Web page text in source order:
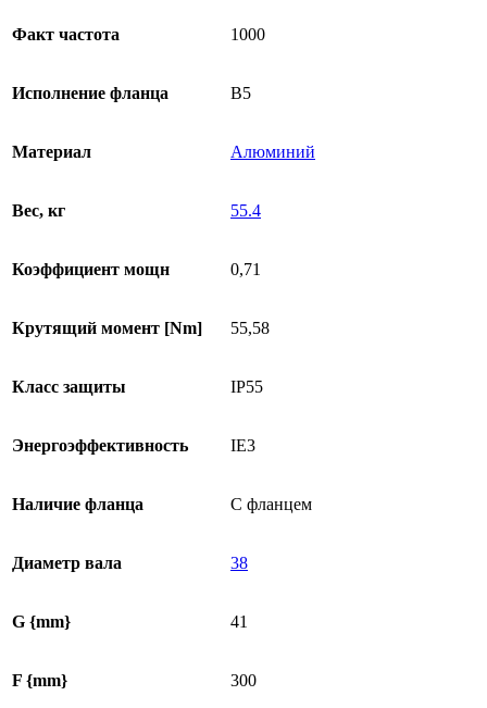
Факт частота 1000
Исполнение фланца B5
Материал Алюминий
Вес, кг 55.4
Коэффициент мощн 0,71
Крутящий момент [Nm] 55,58
Класс защиты IP55
Энергоэффективность IE3
Наличие фланца С фланцем
Диаметр вала 38
G {mm} 41
F {mm} 300